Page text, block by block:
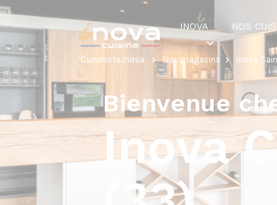
INOVA NOS
Cuisiniste Inova Nos magasins Inova
Bienvenue
Inova